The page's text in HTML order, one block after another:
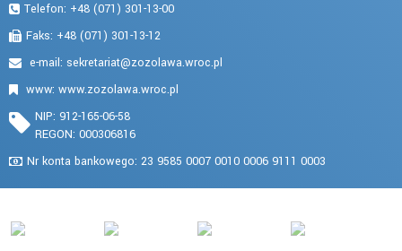
Telefon: +48 (071) 301-13-00
Faks: +48 (071) 301-13-12
e-mail:
www: www.zozolawa.wroc.pl
NIP: 912-165-06-58
REGON: 000306816
Nr konta bankowego: 23 9585 0007 0010 0006 9111 0003